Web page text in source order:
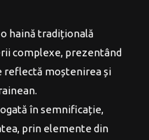
haină tradițională
complexe, prezentând
reflectă moștenirea și
în semnificație,
prin elemente din